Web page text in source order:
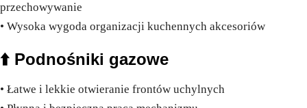
przechowywanie
• Wysoka wygoda organizacji kuchennych akcesoriów
⬆️ Podnośniki gazowe
• Łatwe i lekkie otwieranie frontów uchylnych